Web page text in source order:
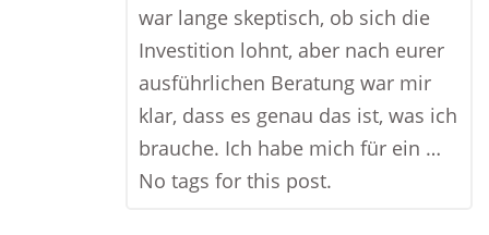
war lange skeptisch, ob sich die
Investition lohnt, aber nach eurer
ausführlichen Beratung war mir
klar, dass es genau das ist, was ich
brauche. Ich habe mich für ein …
No tags for this post.